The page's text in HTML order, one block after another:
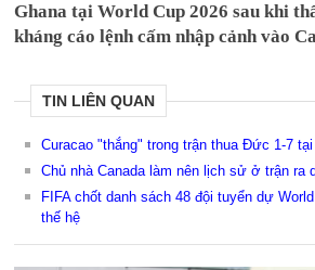
Ghana tại World Cup 2026 sau khi
kháng cáo lệnh cấm nhập cảnh vào
TIN LIÊN QUAN
Curacao "thắng" trong trận thua Đức 1-7
Chủ nhà Canada làm nên lịch sử ở trận ra
FIFA chốt danh sách 48 đội tuyển dự
thế hệ